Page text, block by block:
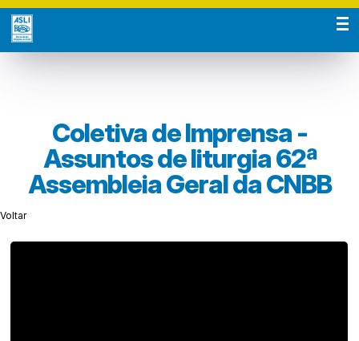
Coletiva de Imprensa -
Assuntos de liturgia 62ª
Assembleia Geral da CNBB
Voltar